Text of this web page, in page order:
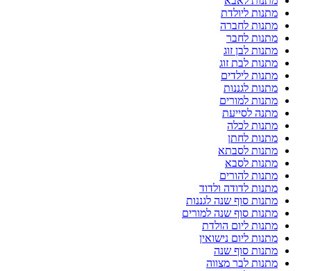
מתנות ליולדת
מתנות לחברה
מתנות לחבר
מתנות לבן זוג
מתנות לבת זוג
מתנות לילדים
מתנות לגננות
מתנות למורים
מתנה לסייעת
מתנות לכלה
מתנות לחתן
מתנות לסבתא
מתנות לסבא
מתנות להורים
מתנות לדודה ולדוד
מתנות סוף שנה לגננות
מתנות סוף שנה למורים
מתנות ליום הולדת
מתנות ליום נישואין
מתנות סוף שנה
מתנות לבר מצווה